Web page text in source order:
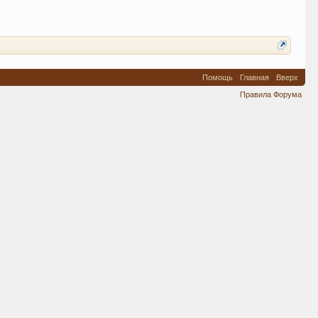
Помощь Главная
Вверх
Правила Форума